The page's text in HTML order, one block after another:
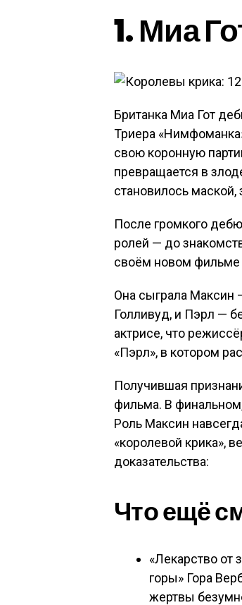
1. Миа
Британка Миа Гот
Триера
свою коронную
превращается в
становилось маской,
После громкого
ролей — до
своём новом фильме
Она сыграла Максин
Голливуд, и Пэрл —
актрисе, что
«Пэрл», в котором
Получившая
фильма. В
Роль Максин
«королевой крика»,
доказательства:
Что ещё
«Лекарство от
горы» Гора
жертвы